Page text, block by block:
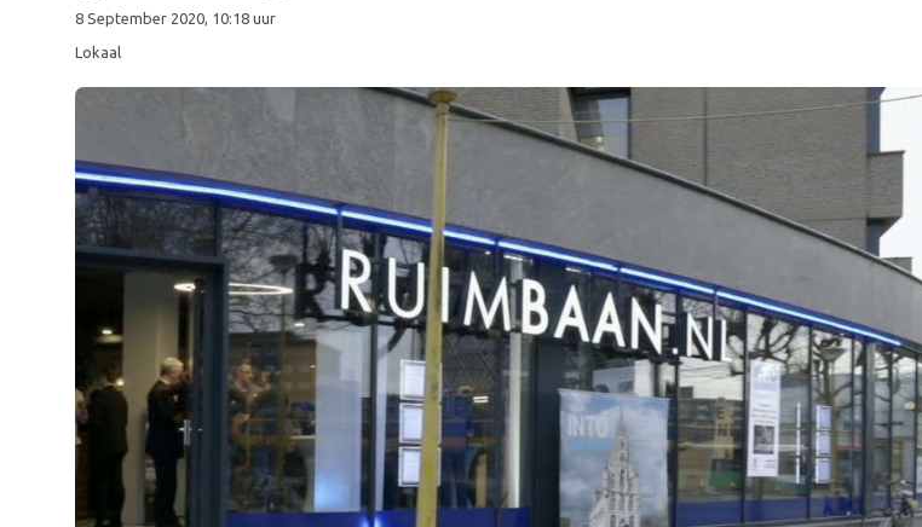
8 September 2020, 10:18 uur
Lokaal